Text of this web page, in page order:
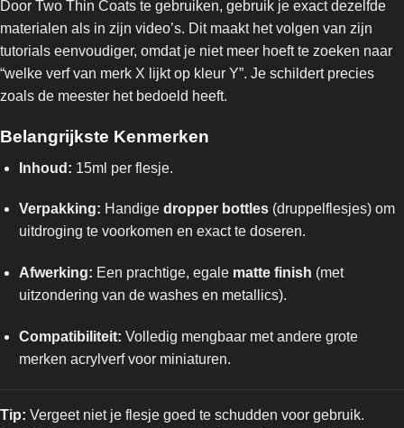
Door Two Thin Coats te gebruiken, gebruik je exact dezelfde
materialen als in zijn video’s. Dit maakt het volgen van zijn
tutorials eenvoudiger, omdat je niet meer hoeft te zoeken naar
“welke verf van merk X lijkt op kleur Y”. Je schildert precies
zoals de meester het bedoeld heeft.
Belangrijkste Kenmerken
Inhoud: 15ml per flesje.
Verpakking: Handige dropper bottles(druppelflesjes) om
uitdroging te voorkomen en exact te doseren.
Afwerking: Een prachtige, egale matte finish (met
uitzondering van de washes en metallics).
Compatibiliteit: Volledig mengbaar met andere grote
merken acrylverf voor miniaturen.
Tip: Vergeet niet je flesje goed te schudden voor gebruik.